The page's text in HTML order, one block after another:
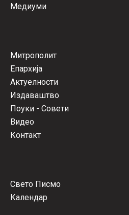
Медиуми
Митрополит
Епархија
Актуелности
Издаваштво
Поуки - Совети
Видео
Контакт
Свето Писмо
Календар